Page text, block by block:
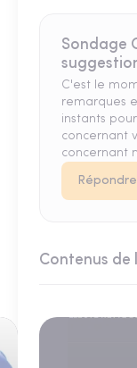
Sondage
C'est le
remarques
instants
concernant
concernant
Contenus de